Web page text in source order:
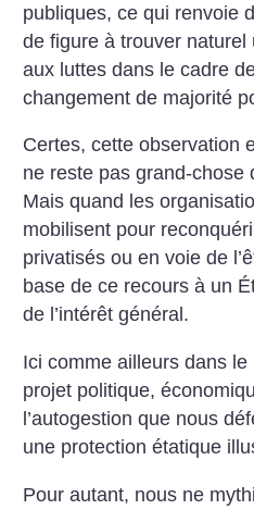
publiques, ce qui renvoie
de figure à trouver
aux luttes dans le cadre
changement de majorité
Certes, cette observation
ne reste pas grand-chose
Mais quand les
mobilisent pour
privatisés ou en voie de
base de ce recours à un
de l’intérêt général.
Ici comme ailleurs dans le
projet politique,
l’autogestion que nous
une protection étatique
Pour autant, nous ne